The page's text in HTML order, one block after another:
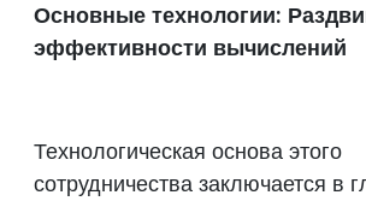
Основные технологии:
эффективности вычислений
Технологическая основа этого
сотрудничества заключается в